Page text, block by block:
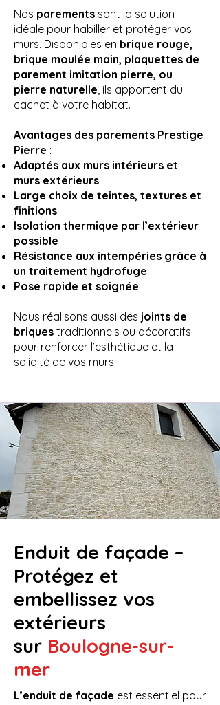
Nos parements sont la solution
idéale pour habiller et protéger vos
murs. Disponibles en brique rouge,
brique moulée main, plaquettes de
parement imitation pierre, ou
pierre naturelle, ils apportent du
cachet à votre habitat.
Avantages des parements Prestige
Pierre :
Adaptés aux murs intérieurs et
murs extérieurs
Large choix de teintes, textures et
finitions
Isolation thermique par l’extérieur
possible
Résistance aux intempéries grâce à
un traitement hydrofuge
Pose rapide et soignée
Nous réalisons aussi des joints de
briques traditionnels ou décoratifs
pour renforcer l’esthétique et la
solidité de vos murs.
Enduit de façade –
Protégez et
embellissez vos
extérieurs
sur Boulogne-sur-
mer
L’enduit de façade est essentiel pour